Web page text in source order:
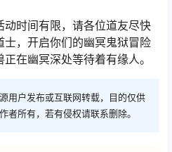
时间有限，请各位道友尽快
，开启你们的幽冥鬼狱冒险
在幽冥深处等待着有缘人。
用户发布或互联网转载，目的仅供
者所有，若有侵权请联系删除。